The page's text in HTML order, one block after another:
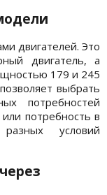
двигателей. Это
двигатель, а
179 и 245
выбрать
потребностей
потребность в
условий